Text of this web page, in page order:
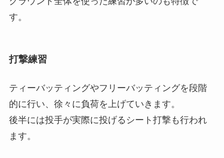
す。
打撃練習
ティーバッティングやフリーバッティングを段階
的に行い、徐々に負荷を上げていきます。
後半には投手が実際に投げるシート打撃も行われ
ます。